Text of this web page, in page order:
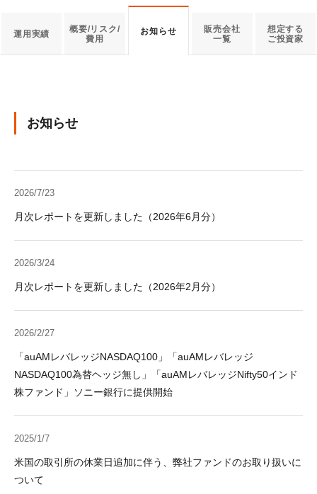
運用実績
概要/リスク/
費用
お知らせ
販売会社
一覧
想定する
ご投資家
お知らせ
2026/7/23
月次レポートを更新しました（2026年6月分）
2026/3/24
月次レポートを更新しました（2026年2月分）
2026/2/27
「auAMレバレッジNASDAQ100」「auAMレバレッジ
NASDAQ100為替ヘッジ無し」「auAMレバレッジNifty50インド
株ファンド」ソニー銀行に提供開始
2025/1/7
米国の取引所の休業日追加に伴う、弊社ファンドのお取り扱いに
ついて